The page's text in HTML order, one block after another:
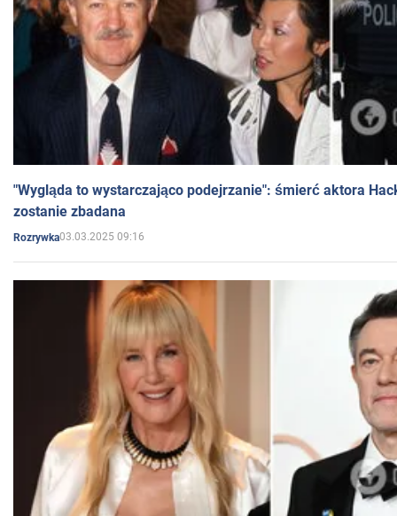
"Wygląda to wystarczająco podejrzanie": śmierć aktora
zostanie zbadana
Rozrywka03.03.2025 09:16